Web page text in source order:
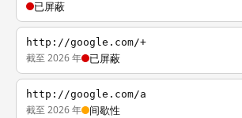
已屏蔽
http://google.com/+
截至 2026 年 已屏蔽
http://google.com/a
截至 2026 年 间歇性